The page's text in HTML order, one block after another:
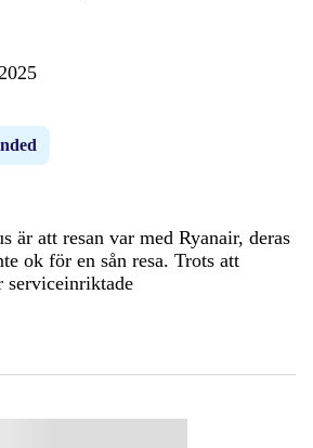
är att resan var med Ryanair, deras
ok för en sån resa. Trots att
serviceinriktade